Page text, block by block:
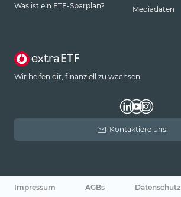
Was ist ein ETF-Sparplan?
Mediadaten
Wir helfen dir, finanziell zu wachsen.
Kontaktiere uns!
Impressum AGBs Datenschutz